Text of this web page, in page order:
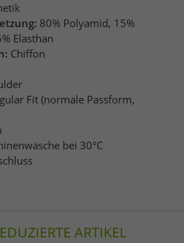
80% Polyamid, 15%
Elasthan
Chiffon
Fit (normale Passform,
bei 30°C
ARTIKEL